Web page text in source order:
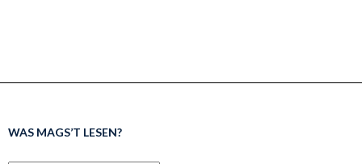
WAS MAGS’T LESEN?